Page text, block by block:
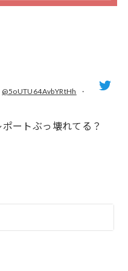
@5oUTU64AvbYRtHh
·
ートぶっ壊れてる？